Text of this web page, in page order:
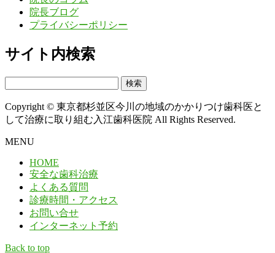
院長ブログ
プライバシーポリシー
サイト内検索
Copyright © 東京都杉並区今川の地域のかかりつけ歯科医と
して治療に取り組む入江歯科医院 All Rights Reserved.
MENU
HOME
安全な歯科治療
よくある質問
診療時間・アクセス
お問い合せ
インターネット予約
Back to top